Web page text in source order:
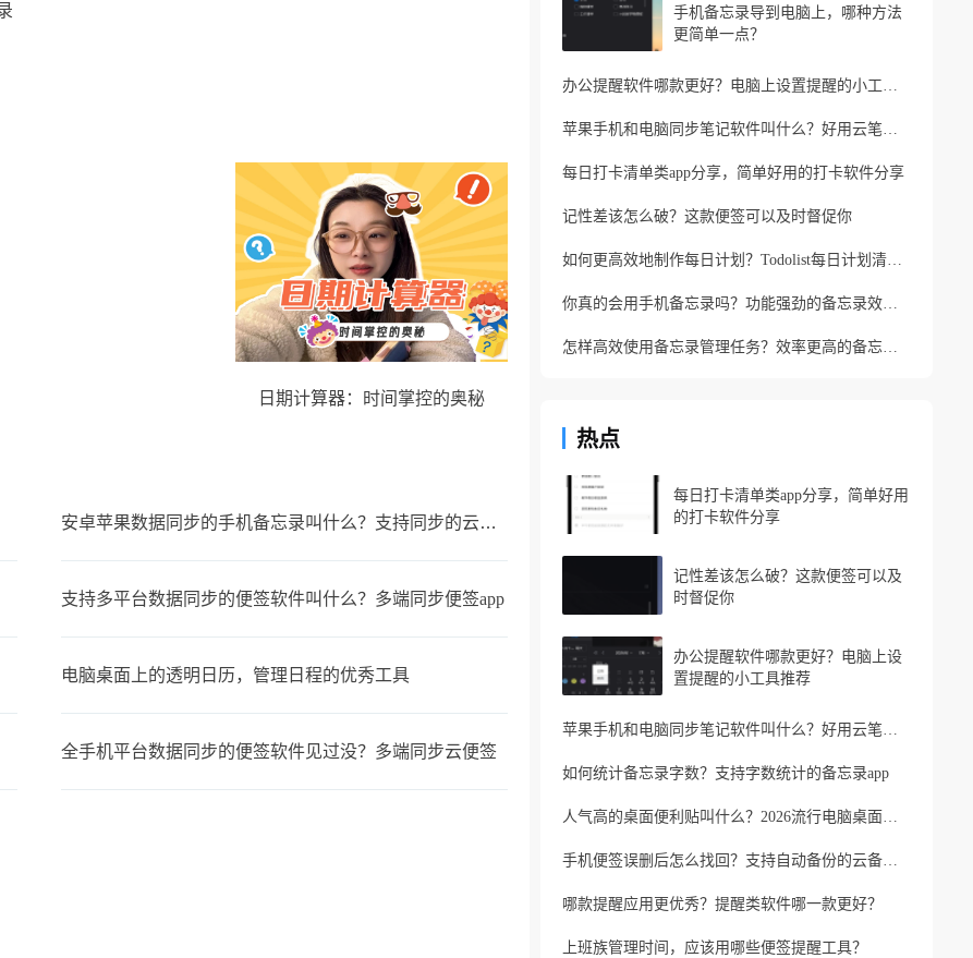
日期计算器：时间掌控的奥秘
安卓苹果数据同步的手机备忘录叫什么？支持同步的云备忘录
支持多平台数据同步的便签软件叫什么？多端同步便签app
电脑桌面上的透明日历，管理日程的优秀工具
全手机平台数据同步的便签软件见过没？多端同步云便签
手机备忘录导到电脑上，哪种方法
更简单一点？
办公提醒软件哪款更好？电脑上设置提醒的小工具推荐
苹果手机和电脑同步笔记软件叫什么？好用云笔记软件分享
每日打卡清单类app分享，简单好用的打卡软件分享
记性差该怎么破？这款便签可以及时督促你
如何更高效地制作每日计划？Todolist每日计划清单制作方法
你真的会用手机备忘录吗？功能强劲的备忘录效率工具
怎样高效使用备忘录管理任务？效率更高的备忘录app
热点
每日打卡清单类app分享，简单好用
的打卡软件分享
记性差该怎么破？这款便签可以及
时督促你
办公提醒软件哪款更好？电脑上设
置提醒的小工具推荐
苹果手机和电脑同步笔记软件叫什么？好用云笔记软件分享
如何统计备忘录字数？支持字数统计的备忘录app
人气高的桌面便利贴叫什么？2026流行电脑桌面便利贴
手机便签误删后怎么找回？支持自动备份的云备忘录软件
哪款提醒应用更优秀？提醒类软件哪一款更好？
上班族管理时间，应该用哪些便签提醒工具？